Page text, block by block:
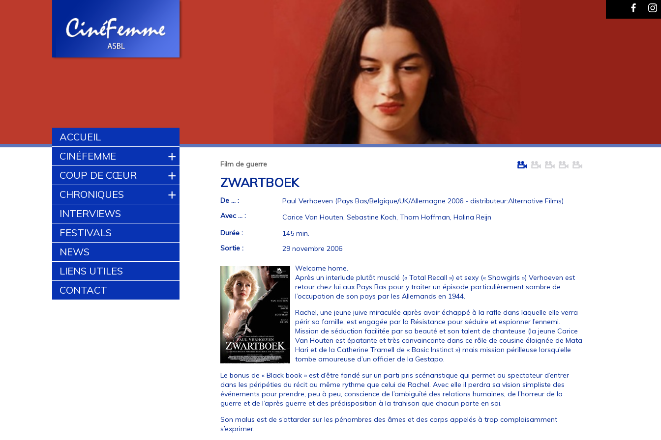
ACCUEIL
CINÉFEMME
+
COUP DE CŒUR +
CHRONIQUES +
INTERVIEWS
FESTIVALS
NEWS
LIENS UTILES
CONTACT
Film de guerre
ZWARTBOEK
De ... :
Paul Verhoeven (Pays Bas/Belgique/UK/Allemagne 2006 - distributeur:Alternative Films)
Avec ... :
Carice Van Houten, Sebastine Koch, Thom Hoffman, Halina Reijn
Durée :
145 min.
Sortie :
29 novembre 2006
Welcome home.
Après un interlude plutôt musclé (« Total Recall ») et sexy (« Showgirls ») Verhoeven est
retour chez lui aux Pays Bas pour y traiter un épisode particulièrement sombre de
l’occupation de son pays par les Allemands en 1944.
Rachel, une jeune juive miraculée après avoir échappé à la rafle dans laquelle elle verra
périr sa famille, est engagée par la Résistance pour séduire et espionner l’ennemi.
Mission de séduction facilitée par sa beauté et son talent de chanteuse (la jeune Carice
Van Houten est épatante et très convaincante dans ce rôle de cousine éloignée de Mata
Hari et de la Catherine Tramell de « Basic Instinct ») mais mission périlleuse lorsqu’elle
tombe amoureuse d’un officier de la Gestapo.
Le bonus de « Black book » est d’être fondé sur un parti pris scénaristique qui permet au spectateur d’entrer
dans les péripéties du récit au même rythme que celui de Rachel. Avec elle il perdra sa vision simpliste des
événements pour prendre, peu à peu, conscience de l’ambiguïté des relations humaines, de l’horreur de la
guerre et de l’après guerre et des prédisposition à la trahison que chacun porte en soi.
Son malus est de s’attarder sur les pénombres des âmes et des corps appelés à trop complaisamment
s’exprimer.